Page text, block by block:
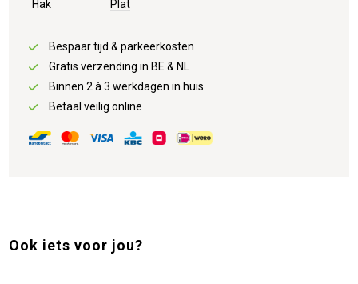
Hak
Plat
Bespaar tijd & parkeerkosten
Gratis verzending in BE & NL
Binnen 2 à 3 werkdagen in huis
Betaal veilig online
Ook iets voor jou?